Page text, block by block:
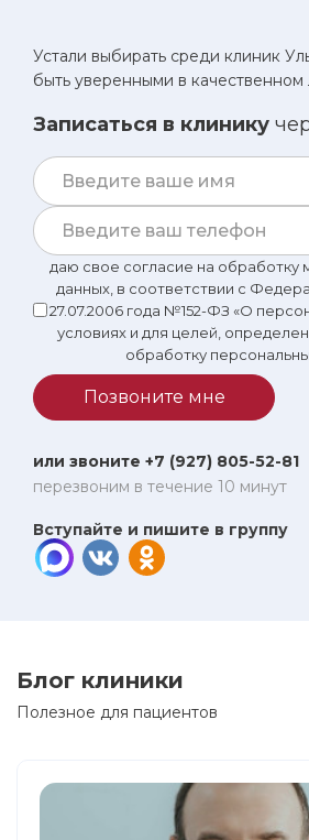
Устали выбирать среди клиник
быть уверенными в качественном
Записаться в клинику
даю свое согласие на обработку
данных, в соответствии с
27.07.2006 года №152-ФЗ «О
условиях и для целей,
обработку
Позвоните мне
или звоните +7 (927) 805-52-81
перезвоним в течение 10 минут
Вступайте и пишите в группу
Блог клиники
Полезное для пациентов